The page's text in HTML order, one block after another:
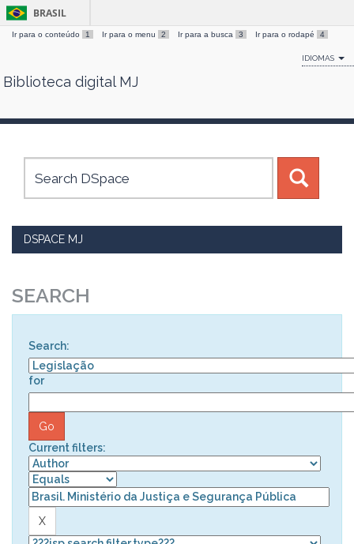
Skip
BRASIL
Ir para o conteúdo 1 Ir para o menu 2 Ir para a busca 3 Ir para o rodapé 4
IDIOMAS
Biblioteca digital MJ
DSPACE MJ
SEARCH
Search:
for
Current filters: